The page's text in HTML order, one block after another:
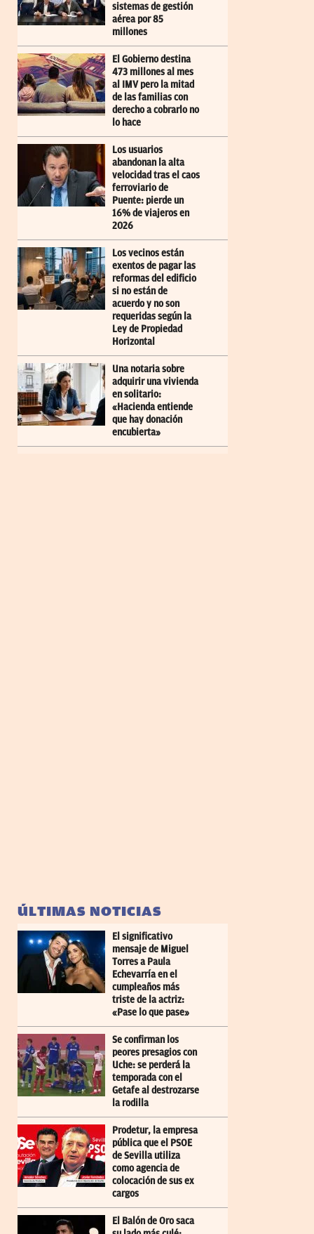
sistemas de gestión
aérea por 85
millones
El Gobierno destina
473 millones al mes
al IMV pero la mitad
de las familias con
derecho a cobrarlo no
lo hace
Los usuarios
abandonan la alta
velocidad tras el caos
ferroviario de
Puente: pierde un
16% de viajeros en
2026
Los vecinos están
exentos de pagar las
reformas del edificio
si no están de
acuerdo y no son
requeridas según la
Ley de Propiedad
Horizontal
Una notaria sobre
adquirir una vivienda
en solitario:
«Hacienda entiende
que hay donación
encubierta»
ÚLTIMAS NOTICIAS
El significativo
mensaje de Miguel
Torres a Paula
Echevarría en el
cumpleaños más
triste de la actriz:
«Pase lo que pase»
Se confirman los
peores presagios con
Uche: se perderá la
temporada con el
Getafe al destrozarse
la rodilla
Prodetur, la empresa
pública que el PSOE
de Sevilla utiliza
como agencia de
colocación de sus ex
cargos
El Balón de Oro saca